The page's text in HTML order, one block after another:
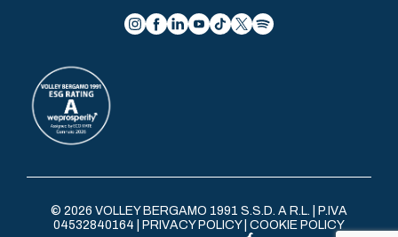
© 2026 VOLLEY BERGAMO 1991 S.S.D. A R.L. | P.IVA
04532840164 | PRIVACY POLICY| COOKIE POLICY